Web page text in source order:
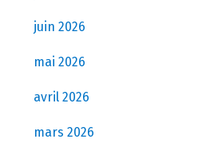
juin 2026
mai 2026
avril 2026
mars 2026